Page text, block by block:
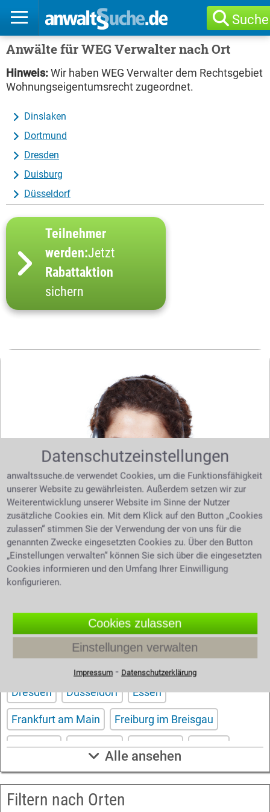
Suche
Anwälte für WEG Verwalter nach Ort
Hinweis:Wir haben WEG Verwalter dem Rechtsgebiet
Wohnungseigentumsrecht zugeordnet.
Dinslaken
Dortmund
Dresden
Duisburg
Düsseldorf
Teilnehmer
werden:Jetzt
Rabattaktion
sichern
Sie benötigen Hilfe bei Ihrer Suche nach dem
richtigen Anwalt? Dann schreiben Sie uns über
unser Kontaktformular. Wir helfen Ihnen kostenlos
und unverbindlich.
Filtern nach Großstädten
Dresden Düsseldorf Essen
Frankfurt am Main Freiburg im Breisgau
Hamburg Hannover Karlsruhe Kassel
Köln Leipzig Mannheim München
Nürnberg Saarbrücken
Alle ansehen
Filtern nach Orten
Datenschutzeinstellungen
anwaltssuche.de verwendet Cookies, um die Funktionsfähigkeit
unserer Website zu gewährleisten. Außerdem setzen wir zur
Weiterentwicklung unserer Website im Sinne der Nutzer
zusätzliche Cookies ein. Mit dem Klick auf den Button „Cookies
zulassen“ stimmen Sie der Verwendung der von uns für die
genannten Zwecke eingesetzten Cookies zu. Über den Button
„Einstellungen verwalten“ können Sie sich über die eingesetzten
Cookies informieren und den Umfang Ihrer Einwilligung
konfigurieren.
Cookies zulassen
Einstellungen verwalten
Impressum⁃ Datenschutzerklärung